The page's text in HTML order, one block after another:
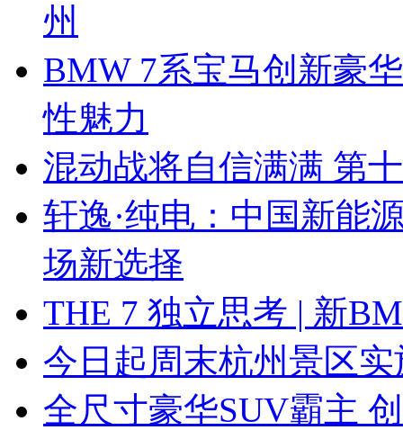
州
BMW 7系宝马创新豪
性魅力
混动战将自信满满 第
轩逸·纯电：中国新能
场新选择
THE 7 独立思考 | 新
今日起周末杭州景区
全尺寸豪华SUV霸主